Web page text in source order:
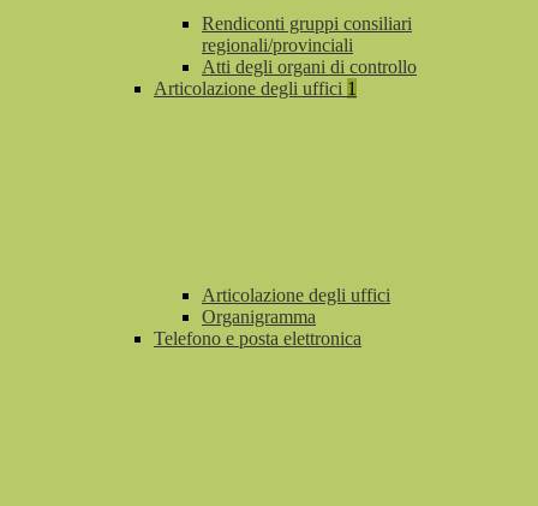
Rendiconti gruppi consiliari
regionali/provinciali
Atti degli organi di controllo
Articolazione degli uffici 1
Articolazione degli uffici
Organigramma
Telefono e posta elettronica